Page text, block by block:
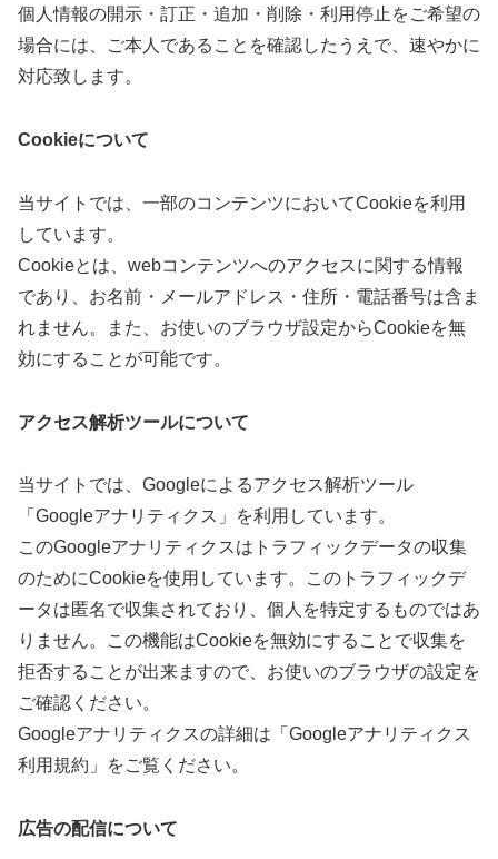
個人情報の開示・訂正・追加・削除・利用停止をご希望の
場合には、ご本人であることを確認したうえで、速やかに
対応致します。
Cookieについて
当サイトでは、一部のコンテンツにおいてCookieを利用
しています。
Cookieとは、webコンテンツへのアクセスに関する情報
であり、お名前・メールアドレス・住所・電話番号は含ま
れません。また、お使いのブラウザ設定からCookieを無
効にすることが可能です。
アクセス解析ツールについて
当サイトでは、Googleによるアクセス解析ツール
「Googleアナリティクス」を利用しています。
このGoogleアナリティクスはトラフィックデータの収集
のためにCookieを使用しています。このトラフィックデ
ータは匿名で収集されており、個人を特定するものではあ
りません。この機能はCookieを無効にすることで収集を
拒否することが出来ますので、お使いのブラウザの設定を
ご確認ください。
Googleアナリティクスの詳細は「Googleアナリティクス
利用規約」をご覧ください。
広告の配信について